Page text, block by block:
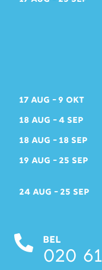
17 AUG 9 OKT
18 AUG 4 SEP
18 AUG 18 SEP
19 AUG 25 SEP
24 AUG 25 SEP
BEL
020